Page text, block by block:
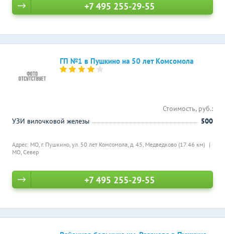
+7 495 255-29-55
ГП №1 в Пушкино на 50 лет Комсомола
Адрес: МО, г. Пушкино, ул. 50 лет Комсомола, д. 45, Медведково (17.46 км)
МО, Север
Стоимость, руб.:
УЗИ вилочковой железы
500
+7 495 255-29-55